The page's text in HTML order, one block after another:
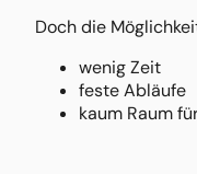
Doch die
wenig Zeit
feste Abläufe
kaum Raum